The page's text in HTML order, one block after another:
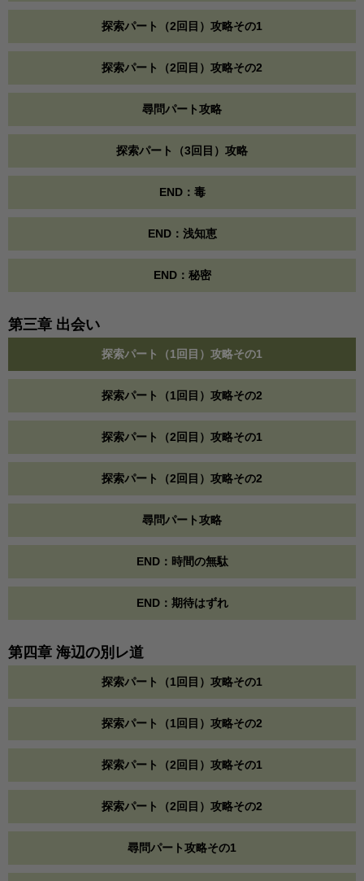
探索パート（2回目）攻略その1
探索パート（2回目）攻略その2
尋問パート攻略
探索パート（3回目）攻略
END：毒
END：浅知恵
END：秘密
第三章 出会い
探索パート（1回目）攻略その1
探索パート（1回目）攻略その2
探索パート（2回目）攻略その1
探索パート（2回目）攻略その2
尋問パート攻略
END：時間の無駄
END：期待はずれ
第四章 海辺の別レ道
探索パート（1回目）攻略その1
探索パート（1回目）攻略その2
探索パート（2回目）攻略その1
探索パート（2回目）攻略その2
尋問パート攻略その1